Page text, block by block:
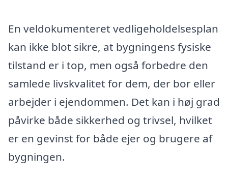
En veldokumenteret vedligeholdelsesplan
kan ikke blot sikre, at bygningens fysiske
tilstand er i top, men også forbedre den
samlede livskvalitet for dem, der bor eller
arbejder i ejendommen. Det kan i høj grad
påvirke både sikkerhed og trivsel, hvilket
er en gevinst for både ejer og brugere af
bygningen.